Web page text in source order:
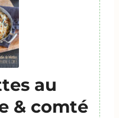
au
& comté